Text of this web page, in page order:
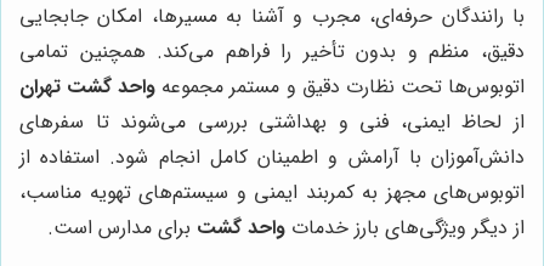
با رانندگان حرفه‌ای، مجرب و آشنا به مسیرها، امکان جابجایی
دقیق، منظم و بدون تأخیر را فراهم می‌کند. همچنین تمامی
اتوبوس‌ها تحت نظارت دقیق و مستمر مجموعه واحد گشت تهران
از لحاظ ایمنی، فنی و بهداشتی بررسی می‌شوند تا سفرهای
دانش‌آموزان با آرامش و اطمینان کامل انجام شود. استفاده از
اتوبوس‌های مجهز به کمربند ایمنی و سیستم‌های تهویه مناسب،
از دیگر ویژگی‌های بارز خدمات واحد گشت برای مدارس است.